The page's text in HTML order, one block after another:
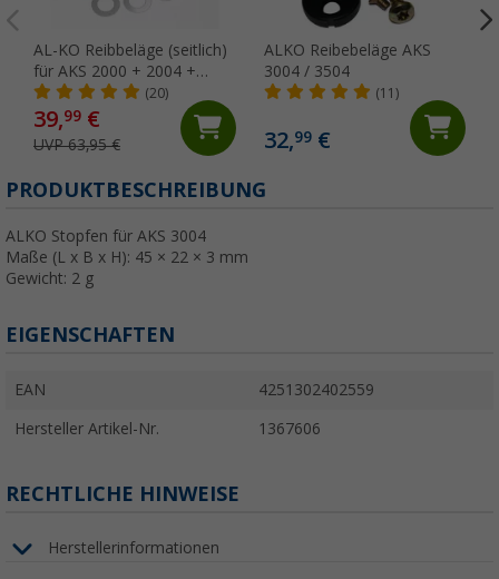
AL-KO Reibbeläge (seitlich)
für AKS 2000 + 2004 +
3004 + 3504
(20)
39,99 €
UVP 63,95 €
ALKO Reibebeläge AKS
3004 / 3504
(11)
32,99€
PRODUKTBESCHREIBUNG
ALKO Stopfen für AKS 3004
Maße (L x B x H): 45 × 22 × 3 mm
Gewicht: 2 g
EIGENSCHAFTEN
EAN 4251302402559
Hersteller Artikel-Nr. 1367606
RECHTLICHE HINWEISE
Herstellerinformationen